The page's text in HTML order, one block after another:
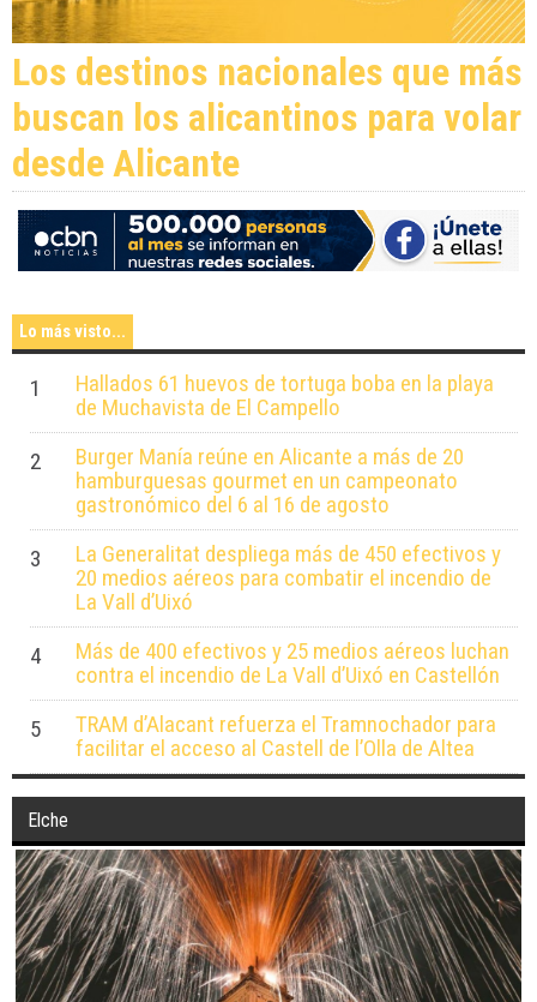
Los destinos nacionales que más
buscan los alicantinos para volar
desde Alicante
Lo más visto...
1
Hallados 61 huevos de tortuga boba en la playa
de Muchavista de El Campello
2
Burger Manía reúne en Alicante a más de 20
hamburguesas gourmet en un campeonato
gastronómico del 6 al 16 de agosto
3
La Generalitat despliega más de 450 efectivos y
20 medios aéreos para combatir el incendio de
La Vall d’Uixó
4
Más de 400 efectivos y 25 medios aéreos luchan
contra el incendio de La Vall d’Uixó en Castellón
5
TRAM d’Alacant refuerza el Tramnochador para
facilitar el acceso al Castell de l’Olla de Altea
Elche